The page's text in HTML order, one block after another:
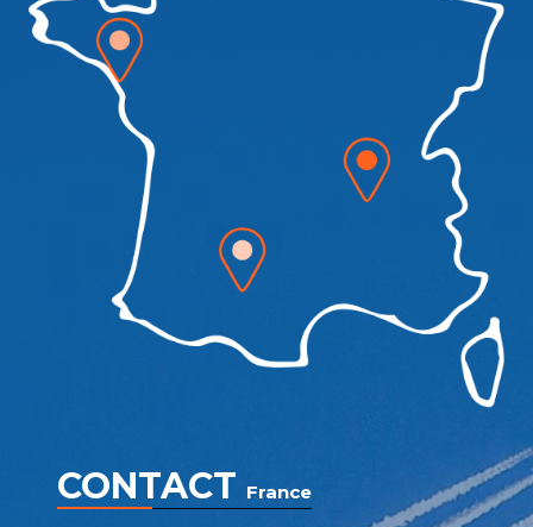
CONTACT France